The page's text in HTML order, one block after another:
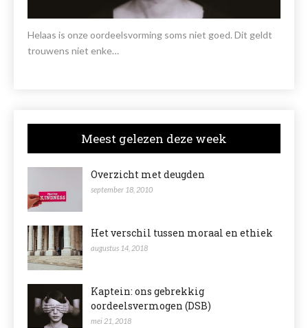
Helaas is onze oordeelsvorming soms niet goed. Dit geldt
trouwens niet enke…
Meest gelezen deze week
Overzicht met deugden
september 18, 2010
Het verschil tussen moraal en ethiek
augustus 14, 2018
Kaptein: ons gebrekkig
oordeelsvermogen (DSB)
mei 21, 2018